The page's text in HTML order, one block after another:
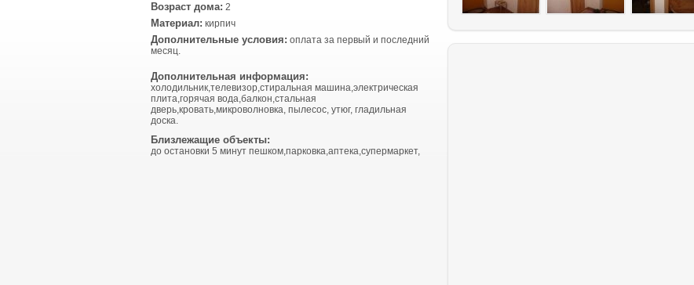
Возраст дома: 2
Материал: кирпич
Дополнительные условия: оплата за первый и последний
месяц.
Дополнительная информация:
холодильник,телевизор,стиральная машина,электрическая
плита,горячая вода,балкон,стальная
дверь,кровать,микроволновка, пылесос, утюг, гладильная
доска.
Близлежащие объекты:
до остановки 5 минут пешком,парковка,аптека,супермаркет,